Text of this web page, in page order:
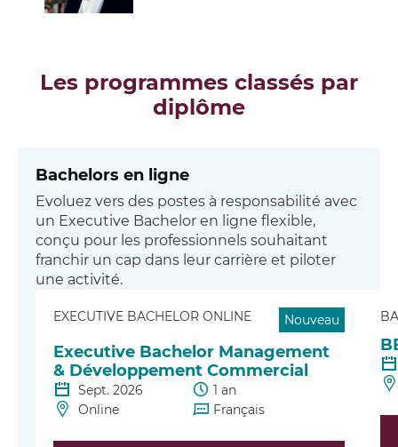
Les programmes classés par
diplôme
Bachelors en ligne
Evoluez vers des postes à responsabilité avec
un Executive Bachelor en ligne flexible,
conçu pour les professionnels souhaitant
franchir un cap dans leur carrière et piloter
une activité.
EXECUTIVE BACHELOR​ ONLINE Nouveau
Executive Bachelor Management
& Développement Commercial​
Sept. 2026
1 an
Online
Français